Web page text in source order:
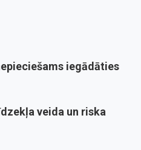
iegādāties
veida un riska